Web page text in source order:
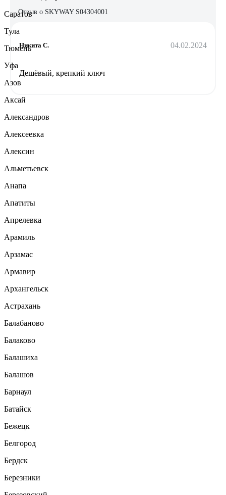
Отзыв о SKYWAY S04304001
Никита С. 04.02.2024
Дешёвый, крепкий ключ
Саратов
Тула
Тюмень
Уфа
Азов
Аксай
Александров
Алексеевка
Алексин
Альметьевск
Анапа
Апатиты
Апрелевка
Арамиль
Арзамас
Армавир
Архангельск
Астрахань
Балабаново
Балаково
Балашиха
Балашов
Барнаул
Батайск
Бежецк
Белгород
Бердск
Березники